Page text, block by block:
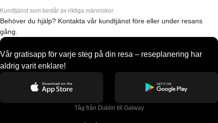
Kundtjänst som består av riktiga människor
Behöver du hjälp? Kontakta vår kundtjänst före eller under resans
gång.
Vår gratisapp för varje steg på din resa – reseplanering har
aldrig varit enklare!
Tåg från Dublin till Galway